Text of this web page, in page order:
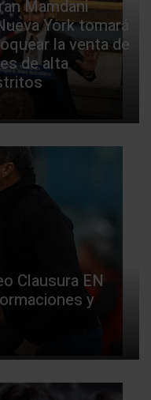
Mamdani
York tomará
la venta de
de alta
Clausura EN
y